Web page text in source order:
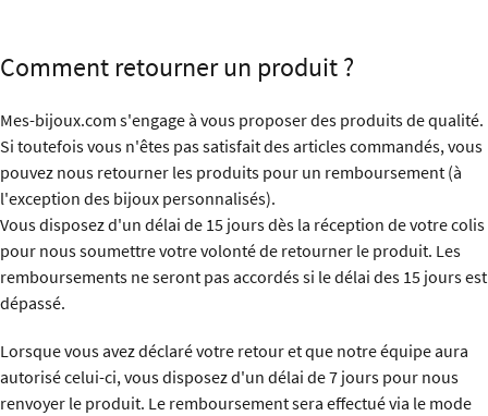
Comment retourner un produit ?
Mes-bijoux.com s'engage à vous proposer des produits de qualité.
Si toutefois vous n'êtes pas satisfait des articles commandés, vous
pouvez nous retourner les produits pour un remboursement (à
l'exception des bijoux personnalisés).
Vous disposez d'un délai de 15 jours dès la réception de votre colis
pour nous soumettre votre volonté de retourner le produit. Les
remboursements ne seront pas accordés si le délai des 15 jours est
dépassé.
Lorsque vous avez déclaré votre retour et que notre équipe aura
autorisé celui-ci, vous disposez d'un délai de 7 jours pour nous
renvoyer le produit. Le remboursement sera effectué via le mode